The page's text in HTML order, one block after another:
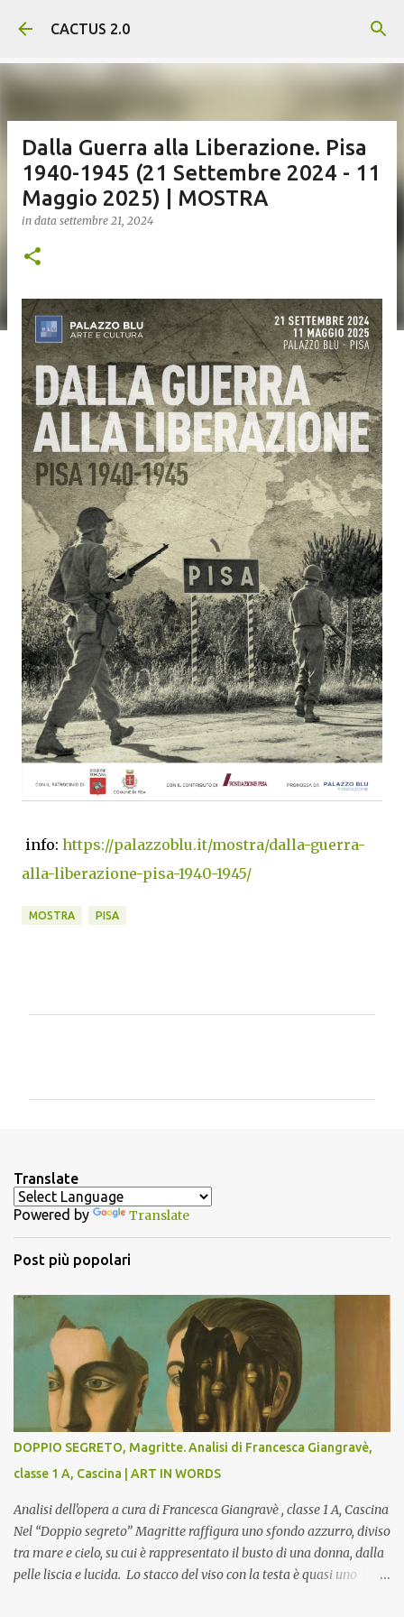
Passa ai contenuti principali
CACTUS 2.0
Dalla Guerra alla Liberazione. Pisa
1940-1945 (21 Settembre 2024 - 11
Maggio 2025) | MOSTRA
in data settembre 21, 2024
info: https://palazzoblu.it/mostra/dalla-guerra-
alla-liberazione-pisa-1940-1945/
MOSTRA PISA
t
i
Translate
Powered by Translate
Post più popolari
DOPPIO SEGRETO, Magritte. Analisi di Francesca Giangravè,
classe 1 A, Cascina | ART IN WORDS
Analisi dell'opera a cura di Francesca Giangravè , classe 1 A, Cascina
Nel “Doppio segreto” Magritte raffigura uno sfondo azzurro, diviso
tra mare e cielo, su cui è rappresentato il busto di una donna, dalla
pelle liscia e lucida. Lo stacco del viso con la testa è quasi uno